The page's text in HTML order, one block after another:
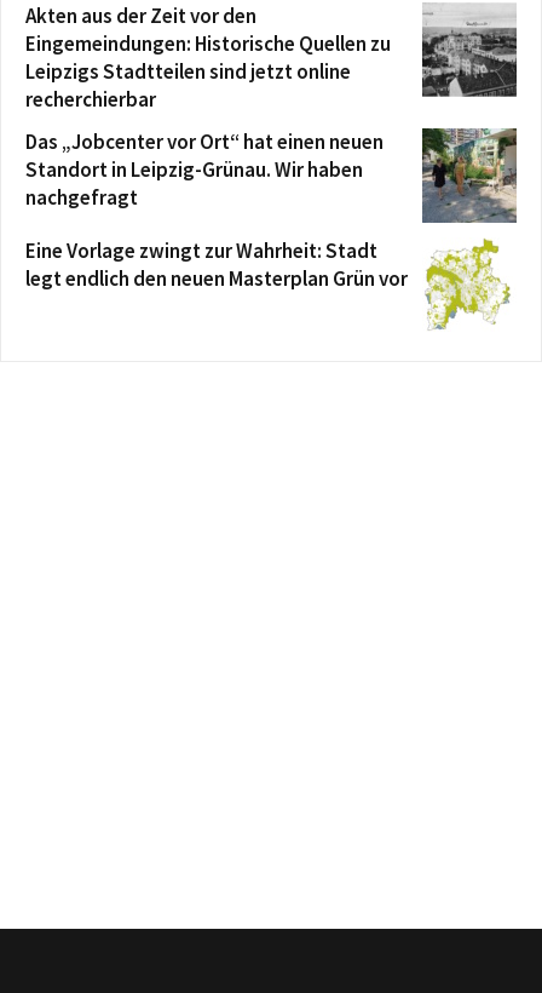
Akten aus der Zeit vor den
Eingemeindungen: Historische Quellen zu
Leipzigs Stadtteilen sind jetzt online
recherchierbar
Das „Jobcenter vor Ort“ hat einen neuen
Standort in Leipzig-Grünau. Wir haben
nachgefragt
Eine Vorlage zwingt zur Wahrheit: Stadt
legt endlich den neuen Masterplan Grün vor